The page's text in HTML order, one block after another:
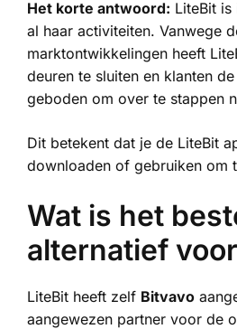
Het korte antwoord: LiteBit
al haar activiteiten. Vanwege
marktontwikkelingen heeft
deuren te sluiten en klanten
geboden om over te stappen
Dit betekent dat je de LiteBit
downloaden of gebruiken om
Wat is het
alternatief
LiteBit heeft zelf Bitvavo
aangewezen partner voor de